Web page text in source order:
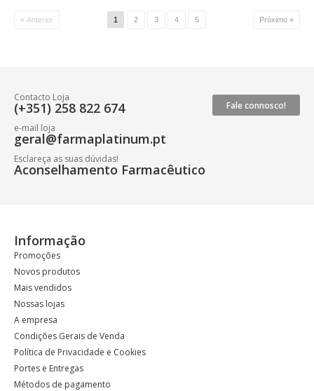
« Anterior 1 2 3 4 5 Próximo »
Fale connosco!
Contacto Loja
(+351) 258 822 674
e-mail loja
geral@farmaplatinum.pt
Esclareça as suas dúvidas!
Aconselhamento Farmacêutico
Informação
Promoções
Novos produtos
Mais vendidos
Nossas lojas
A empresa
Condições Gerais de Venda
Política de Privacidade e Cookies
Portes e Entregas
Métodos de pagamento